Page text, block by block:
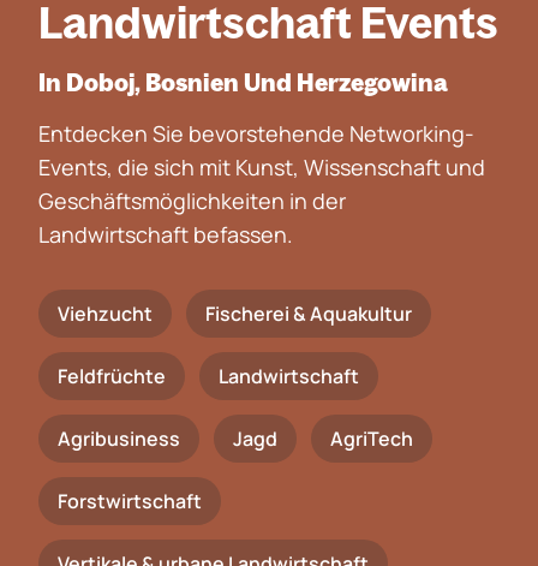
Landwirtschaft Events
In Doboj, Bosnien Und Herzegowina
Entdecken Sie bevorstehende Networking-
Events, die sich mit Kunst, Wissenschaft und
Geschäftsmöglichkeiten in der
Landwirtschaft befassen.
Viehzucht Fischerei & Aquakultur
Feldfrüchte Landwirtschaft
Agribusiness Jagd AgriTech
Forstwirtschaft